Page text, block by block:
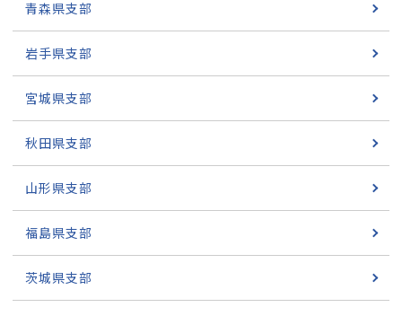
青森県支部
岩手県支部
宮城県支部
秋田県支部
山形県支部
福島県支部
茨城県支部